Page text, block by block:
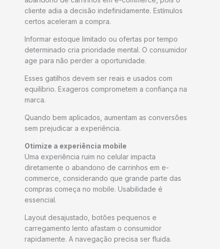
cliente adia a decisão indefinidamente. Estímulos
certos aceleram a compra.
Informar estoque limitado ou ofertas por tempo
determinado cria prioridade mental. O consumidor
age para não perder a oportunidade.
Esses gatilhos devem ser reais e usados com
equilíbrio. Exageros comprometem a confiança na
marca.
Quando bem aplicados, aumentam as conversões
sem prejudicar a experiência.
Otimize a experiência mobile
Uma experiência ruim no celular impacta
diretamente o abandono de carrinhos em e-
commerce, considerando que grande parte das
compras começa no mobile. Usabilidade é
essencial.
Layout desajustado, botões pequenos e
carregamento lento afastam o consumidor
rapidamente. A navegação precisa ser fluida.